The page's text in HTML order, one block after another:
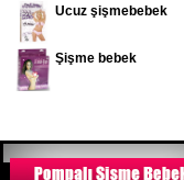
Ucuz şişmebebek
Şişme bebek